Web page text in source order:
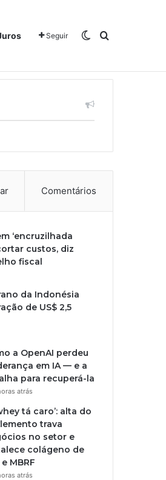
Seguir Switch skin
Procurar por
Comentários
‘encruzilhada
custos, diz
fiscal
da Indonésia
de US$ 2,5
a OpenAI perdeu
em IA — e a
para recuperá-la
atrás
tá caro’: alta do
trava
no setor e
colágeno de
e MBRF
atrás